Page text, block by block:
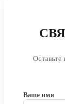
Ваше имя